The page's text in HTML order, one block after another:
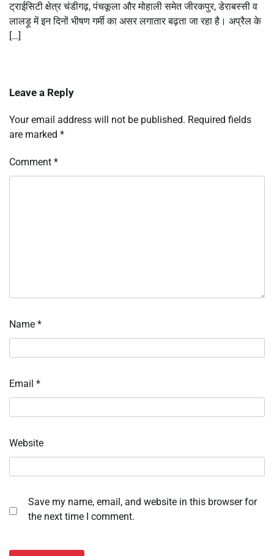
ट्राईसिटी क्षेत्र चंडीगढ़, पंचकूला और मोहाली समेत जीरकपुर, डेराबस्सी व
लालड़ू में इन दिनों भीषण गर्मी का असर लगातार बढ़ता जा रहा है। अप्रैल के
[…]
Leave a Reply
Your email address will not be published. Required fields
are marked *
Comment *
Name *
Email *
Website
Save my name, email, and website in this browser for
the next time I comment.